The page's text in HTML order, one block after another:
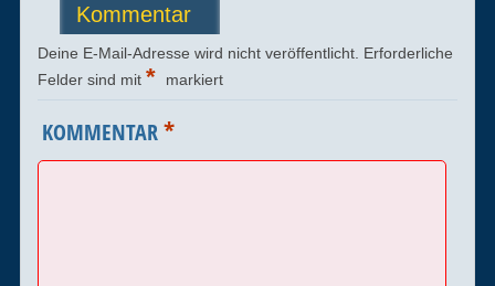
Kommentar
Deine E-Mail-Adresse wird nicht veröffentlicht. Erforderliche
Felder sind mit * markiert
KOMMENTAR*